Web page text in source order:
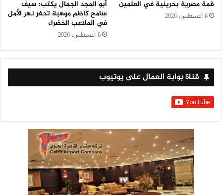
قمة مصرية بحرينية في العلمين
6 أغسطس، 2026
أبو المجد الجمال يكتب: سيف
سامح كاظم موهبة تحفر نهر الأمل
في الملاعب الخضراء
6 أغسطس، 2026
قناة بوابة العمال على يوتيوب